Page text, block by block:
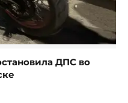
ДПС во